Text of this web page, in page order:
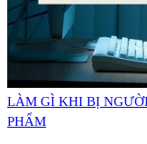
LÀM GÌ KHI BỊ
PHẨM